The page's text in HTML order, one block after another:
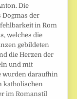
Die
Dogmas der
in Rom
welches die
gebildeten
die Herzen der
und mit
wurden daraufhin
katholischen
im Romanstil